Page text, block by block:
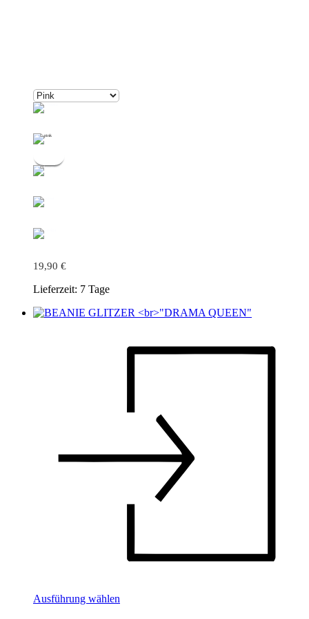
19,90 €
Lieferzeit: 7 Tage
Ausführung wählen